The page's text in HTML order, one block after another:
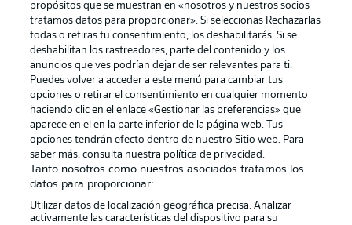
Publicidad Aviso legal
Gestionar las preferencias Declaracion de privacidad
Canales Trabajos
Jugadores Condiciones de uso
Sello Editorial Contacto
propósitos que se muestran en «nosotros y nuestros socios
tratamos datos para proporcionar». Si seleccionas Rechazarlas
todas o retiras tu consentimiento, los deshabilitarás. Si se
deshabilitan los rastreadores, parte del contenido y los
anuncios que ves podrían dejar de ser relevantes para ti.
Puedes volver a acceder a este menú para cambiar tus
opciones o retirar el consentimiento en cualquier momento
haciendo clic en el enlace «Gestionar las preferencias» que
aparece en el en la parte inferior de la página web. Tus
opciones tendrán efecto dentro de nuestro Sitio web. Para
saber más, consulta nuestra política de privacidad.
Tanto nosotros como nuestros asociados tratamos los
datos para proporcionar:
Utilizar datos de localización geográfica precisa. Analizar
activamente las características del dispositivo para su